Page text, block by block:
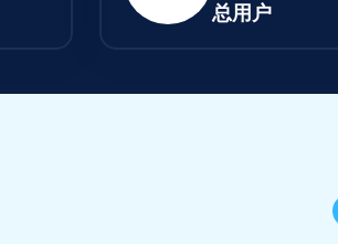
总用户